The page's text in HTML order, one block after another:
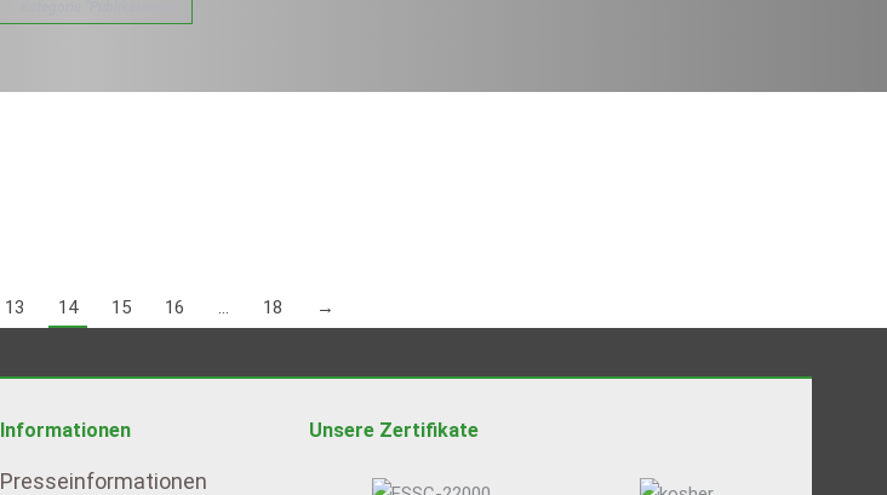
13 14 15 16 … 18 →
Informationen
Presseinformationen
Unsere Zertifikate